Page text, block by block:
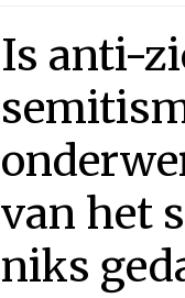
Is anti-
van het
niks